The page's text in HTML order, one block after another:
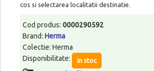
cos si selectarea localitatii destinatie.
Cod produs: 0000290592
Brand: Herma
Colectie: Herma
Disponibilitate:
In stoc